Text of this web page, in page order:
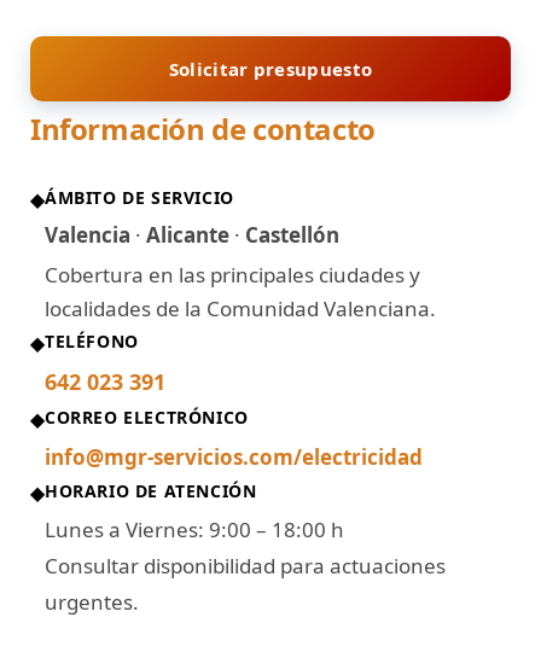
Solicitar presupuesto
Información de contacto
◆ÁMBITO DE SERVICIO
Valencia · Alicante · Castellón
Cobertura en las principales ciudades y
localidades de la Comunidad Valenciana.
◆TELÉFONO
642 023 391
◆CORREO ELECTRÓNICO
info@mgr-servicios.com/electricidad
◆HORARIO DE ATENCIÓN
Lunes a Viernes: 9:00 – 18:00 h
Consultar disponibilidad para actuaciones
urgentes.